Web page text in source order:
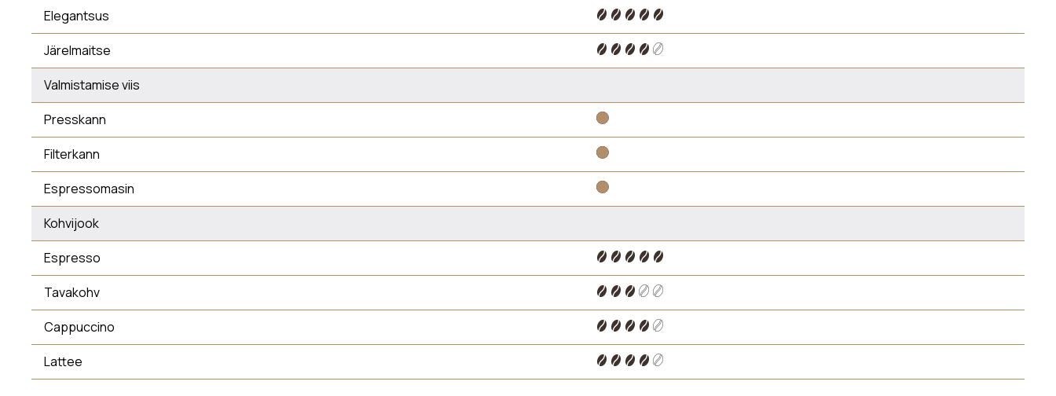
Elegantsus
Järelmaitse
Valmistamise viis
Presskann
Filterkann
Espressomasin
Kohvijook
Espresso
Tavakohv
Cappuccino
Lattee